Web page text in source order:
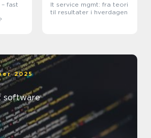
fast
It service mgmt: fra teori
til resultater i hverdagen
2025
software